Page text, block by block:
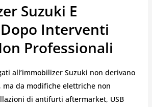
Suzuki E
Interventi
Professionali
all’immobilizer Suzuki non derivano
ma da modifiche elettriche non
di antifurti aftermarket, USB